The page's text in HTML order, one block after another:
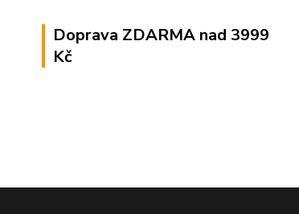
Doprava ZDARMA nad 3999
Kč